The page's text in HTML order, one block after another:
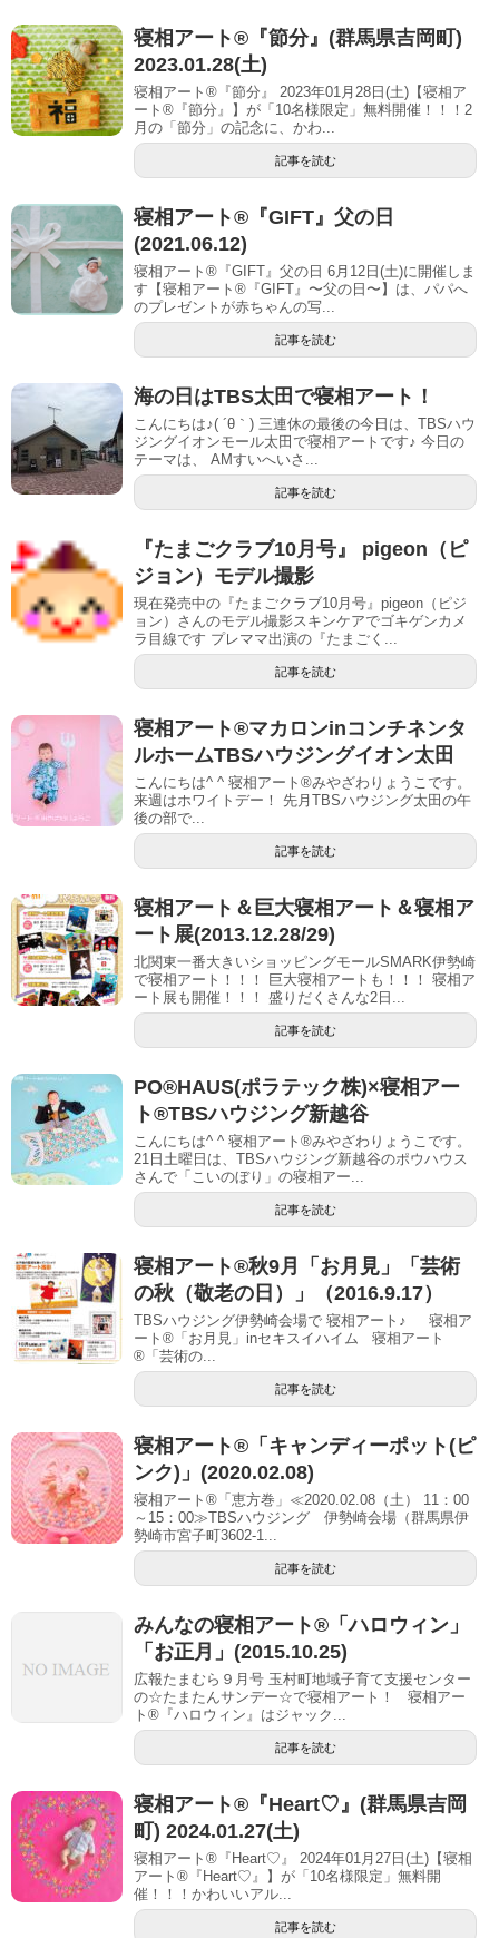
寝相アート®︎『節分』(群馬県吉岡町)
2023.01.28(土)
寝相アート®『節分』 2023年01月28日(土)【寝相ア
ート®︎『節分』】が「10名様限定」無料開催！！！2
月の「節分」の記念に、かわ...
記事を読む
寝相アート®『GIFT』父の日
(2021.06.12)
寝相アート®『GIFT』父の日 6月12日(土)に開催しま
す【寝相アート®︎『GIFT』〜父の日〜】は、パパへ
のプレゼントが赤ちゃんの写...
記事を読む
海の日はTBS太田で寝相アート！
こんにちは♪( ´θ｀) 三連休の最後の今日は、TBSハウ
ジングイオンモール太田で寝相アートです♪ 今日の
テーマは、 AMすいへいさ...
記事を読む
『たまごクラブ10月号』 pigeon（ピ
ジョン）モデル撮影
現在発売中の『たまごクラブ10月号』pigeon（ピジ
ョン）さんのモデル撮影スキンケアでゴキゲンカメ
ラ目線です プレママ出演の『たまごく...
記事を読む
寝相アート®︎マカロンinコンチネンタ
ルホームTBSハウジングイオン太田
こんにちは^ ^ 寝相アート®︎みやざわりょうこです。
来週はホワイトデー！ 先月TBSハウジング太田の午
後の部で...
記事を読む
寝相アート＆巨大寝相アート＆寝相ア
ート展(2013.12.28/29)
北関東一番大きいショッピングモールSMARK伊勢崎
で寝相アート！！！ 巨大寝相アートも！！！ 寝相ア
ート展も開催！！！ 盛りだくさんな2日...
記事を読む
PO®︎HAUS(ポラテック株)×寝相アー
ト®︎TBSハウジング新越谷
こんにちは^ ^ 寝相アート®︎みやざわりょうこです。
21日土曜日は、TBSハウジング新越谷のポウハウス
さんで「こいのぼり」の寝相アー...
記事を読む
寝相アート®秋9月「お月見」「芸術
の秋（敬老の日）」（2016.9.17）
TBSハウジング伊勢崎会場で 寝相アート♪ 寝相ア
ート®︎「お月見」inセキスイハイム 寝相アート
®︎「芸術の...
記事を読む
寝相アート®「キャンディーポット(ピ
ンク)」(2020.02.08)
寝相アート®「恵方巻」≪2020.02.08（土） 11：00
～15：00≫TBSハウジング 伊勢崎会場（群馬県伊
勢崎市宮子町3602-1...
記事を読む
みんなの寝相アート®「ハロウィン」
「お正月」(2015.10.25)
広報たまむら９月号 玉村町地域子育て支援センター
の☆たまたんサンデー☆で寝相アート！ 寝相アー
ト®『ハロウィン』はジャック...
記事を読む
寝相アート®︎『Heart♡』(群馬県吉岡
町) 2024.01.27(土)
寝相アート®『Heart♡』 2024年01月27日(土)【寝相
アート®︎『Heart♡』】が「10名様限定」無料開
催！！！かわいいアル...
記事を読む